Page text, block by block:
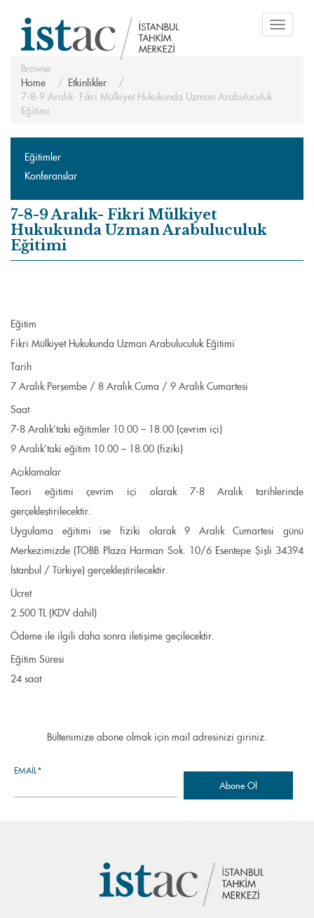
Toggle
Browse:
Home
Etkinlikler
7-8-9 Aralık- Fikri Mülkiyet Hukukunda Uzman Arabuluculuk
Eğitimi
Eğitimler
Konferanslar
7-8-9 Aralık- Fikri Mülkiyet
Hukukunda Uzman Arabuluculuk
Eğitimi
Eğitim
Fikri Mülkiyet Hukukunda Uzman Arabuluculuk Eğitimi
Tarih
7 Aralık Perşembe / 8 Aralık Cuma / 9 Aralık Cumartesi
Saat
7-8 Aralık’taki eğitimler 10.00 – 18.00 (çevrim içi)
9 Aralık’taki eğitim 10.00 – 18.00 (fiziki)
Açıklamalar
Teori eğitimi çevrim içi olarak 7-8 Aralık tarihlerinde
gerçekleştirilecektir.
Uygulama eğitimi ise fiziki olarak 9 Aralık Cumartesi günü
Merkezimizde (TOBB Plaza Harman Sok. 10/6 Esentepe Şişli 34394
İstanbul / Türkiye) gerçekleştirilecektir.
Ücret
2.500 TL (KDV dahil)
Ödeme ile ilgili daha sonra iletişime geçilecektir.
Eğitim Süresi
24 saat
Bültenimize abone olmak için mail adresinizi giriniz.
EMAIL*